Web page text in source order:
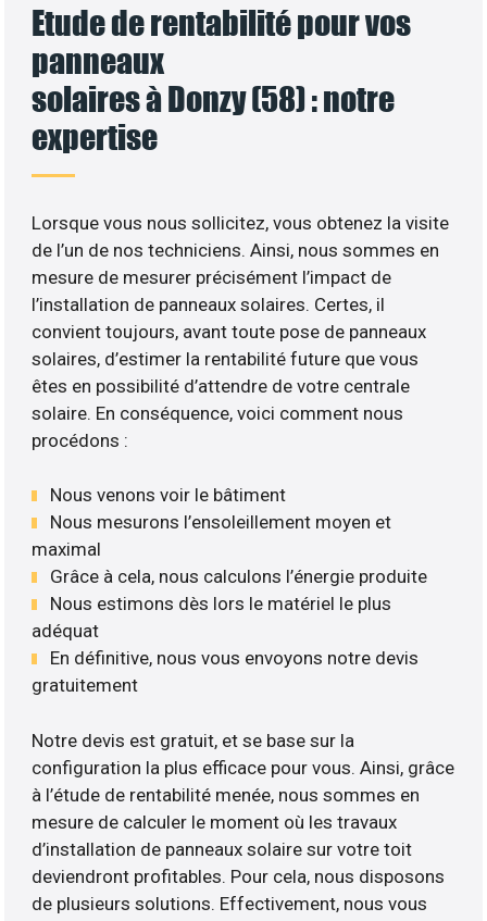
Etude de rentabilité pour vos
panneaux
solaires à Donzy (58) : notre
expertise
Lorsque vous nous sollicitez, vous obtenez la visite
de l’un de nos techniciens. Ainsi, nous sommes en
mesure de mesurer précisément l’impact de
l’installation de panneaux solaires. Certes, il
convient toujours, avant toute pose de panneaux
solaires, d’estimer la rentabilité future que vous
êtes en possibilité d’attendre de votre centrale
solaire. En conséquence, voici comment nous
procédons :
Nous venons voir le bâtiment
Nous mesurons l’ensoleillement moyen et
maximal
Grâce à cela, nous calculons l’énergie produite
Nous estimons dès lors le matériel le plus
adéquat
En définitive, nous vous envoyons notre devis
gratuitement
Notre devis est gratuit, et se base sur la
configuration la plus efficace pour vous. Ainsi, grâce
à l’étude de rentabilité menée, nous sommes en
mesure de calculer le moment où les travaux
d’installation de panneaux solaire sur votre toit
deviendront profitables. Pour cela, nous disposons
de plusieurs solutions. Effectivement, nous vous